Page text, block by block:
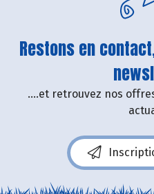
Restons en
....et retrouvez nos